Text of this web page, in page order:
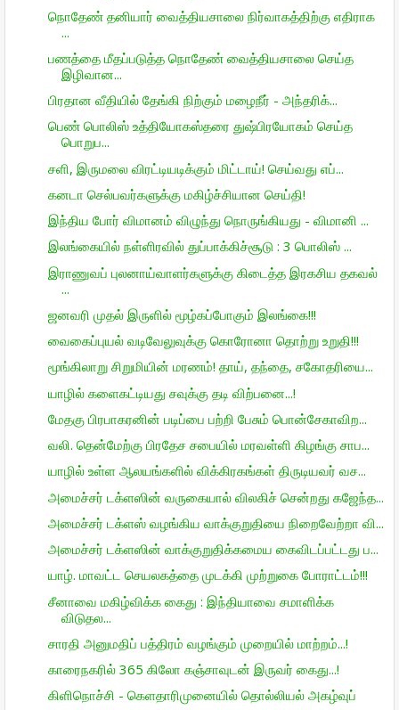
நொதேண் தனியார் வைத்தியசாலை நிர்வாகத்திற்கு எதிராக
...
பணத்தை மீதப்படுத்த நொதேண் வைத்தியசாலை செய்த
இழிவான...
பிரதான வீதியில் தேங்கி நிற்கும் மழைநீர் - அந்தரிக்...
பெண் பொலிஸ் உத்தியோகஸ்தரை துஷ்பிரயோகம் செய்த
பொறுப...
சளி, இருமலை விரட்டியடிக்கும் மிட்டாய்! செய்வது எப்...
கனடா செல்பவர்களுக்கு மகிழ்ச்சியான செய்தி!
இந்திய போர் விமானம் விழுந்து நொருங்கியது - விமானி ...
இலங்கையில் நள்ளிரவில் துப்பாக்கிச்சூடு : 3 பொலிஸ் ...
இராணுவப் புலனாய்வாளர்களுக்கு கிடைத்த இரகசிய தகவல்
...
ஜனவரி முதல் இருளில் மூழ்கப்போகும் இலங்கை!!!
வைகைப்புயல் வடிவேலுவுக்கு கொரோனா தொற்று உறுதி!!!
மூங்கிலாறு சிறுமியின் மரணம்! தாய், தந்தை, சகோதரியை...
யாழில் களைகட்டியது சவுக்கு தடி விற்பனை...!
மேதகு பிரபாகரனின் படிப்பை பற்றி பேசும் பொன்சேகாவிற...
வலி. தென்மேற்கு பிரதேச சபையில் மரவள்ளி கிழங்கு சாப...
யாழில் உள்ள ஆலயங்களில் விக்கிரகங்கள் திருடியவர் வச...
அமைச்சர் டக்ளஸின் வருகையால் விலகிச் சென்றது கஜேந்த...
அமைச்சர் டக்ளஸ் வழங்கிய வாக்குறுதியை நிறைவேற்றா வி...
அமைச்சர் டக்ளஸின் வாக்குறுதிக்கமைய கைவிடப்பட்டது ப...
யாழ். மாவட்ட செயலகத்தை முடக்கி முற்றுகை போராட்டம்!!!
சீனாவை மகிழ்விக்க கைது : இந்தியாவை சமாளிக்க
விடுதல...
சாரதி அனுமதிப் பத்திரம் வழங்கும் முறையில் மாற்றம்...!
காரைநகரில் 365 கிலோ கஞ்சாவுடன் இருவர் கைது...!
கிளிநொச்சி - கெளதாரிமுனையில் தொல்லியல் அகழ்வுப்